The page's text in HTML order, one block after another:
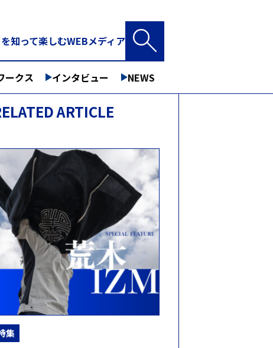
知って楽しむWEBメディア
ークス インタビュー NEWS
ARTICLE
集